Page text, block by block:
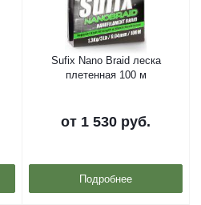
Sufix Nano Braid леска
плетенная 100 м
от 1 530 руб.
Подробнее